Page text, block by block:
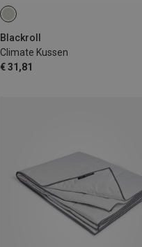
Blackroll
Climate Kussen
€ 31,81